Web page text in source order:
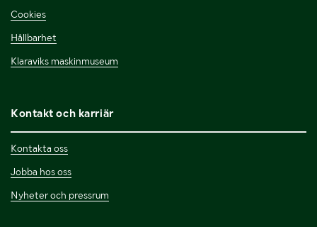
Cookies
Hållbarhet
Klaraviks maskinmuseum
Kontakt och karriär
Kontakta oss
Jobba hos oss
Nyheter och pressrum